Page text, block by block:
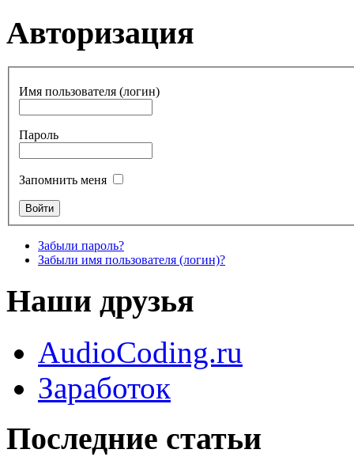
Авторизация
Имя пользователя (логин)
Пароль
Запомнить меня
Забыли пароль?
Забыли имя пользователя (логин)?
Наши друзья
AudioCoding.ru
Заработок
Последние статьи